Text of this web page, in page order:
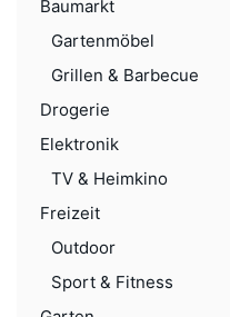
Baumarkt
Gartenmöbel
Grillen & Barbecue
Drogerie
Elektronik
TV & Heimkino
Freizeit
Outdoor
Sport & Fitness